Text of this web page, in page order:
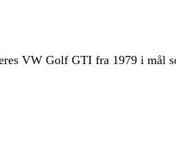
VW Golf GTI fra 1979 i mål